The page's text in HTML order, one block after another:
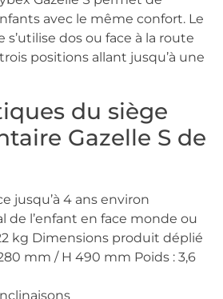
avec le même confort. Le
s’utilise dos ou face à la route
positions allant jusqu’à une
du siège
Gazelle S de
jusqu’à 4 ans environ
de l’enfant en face monde ou
kg Dimensions produit déplié
mm / H 490 mm Poids : 3,6